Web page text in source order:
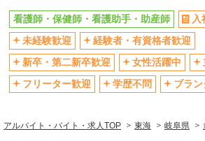
看護師・保健師・看護助手・助産師
未経験歓迎
経験者・有資格者歓迎
新卒・第二新卒歓迎
女性活躍中
フリーター歓迎
学歴不問
ブラ
アルバイト・バイト・求人TOP 東海 岐阜県